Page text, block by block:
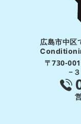
広島市中区
〒730-
−